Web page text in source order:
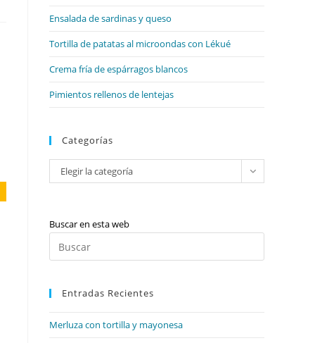
Ensalada de sardinas y queso
Tortilla de patatas al microondas con Lékué
Crema fría de espárragos blancos
Pimientos rellenos de lentejas
Categorías
Categorías
Elegir la categoría
Buscar en esta web
Escape
Entradas Recientes
Merluza con tortilla y mayonesa